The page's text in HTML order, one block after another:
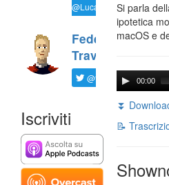
@LucaTNT
Federico
Travaini
@ftrava
Iscriviti
Si parla
ipotetica
macOS e
00:00
⏬
📝